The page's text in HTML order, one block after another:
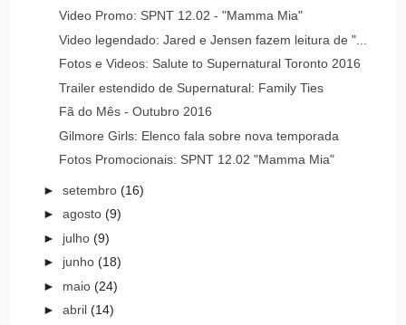
Video Promo: SPNT 12.02 - "Mamma Mia"
Video legendado: Jared e Jensen fazem leitura de "...
Fotos e Videos: Salute to Supernatural Toronto 2016
Trailer estendido de Supernatural: Family Ties
Fã do Mês - Outubro 2016
Gilmore Girls: Elenco fala sobre nova temporada
Fotos Promocionais: SPNT 12.02 "Mamma Mia"
► setembro (16)
► agosto (9)
► julho (9)
► junho (18)
► maio (24)
► abril (14)